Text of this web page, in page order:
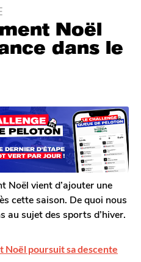
Noël
dans le
Noël vient d’ajouter une
cette saison. De quoi nous
au sujet des sports d’hiver.
Noël poursuit sa descente